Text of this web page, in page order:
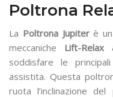
Poltrona
La Poltrona Jupiterè
meccaniche Lift-Relax
soddisfare le
assistita. Questa
ruota l’inclinazione